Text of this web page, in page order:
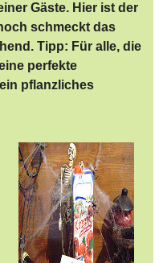
Gäste. Hier ist der
schmeckt das
Tipp: Für alle, die
perfekte
pflanzliches